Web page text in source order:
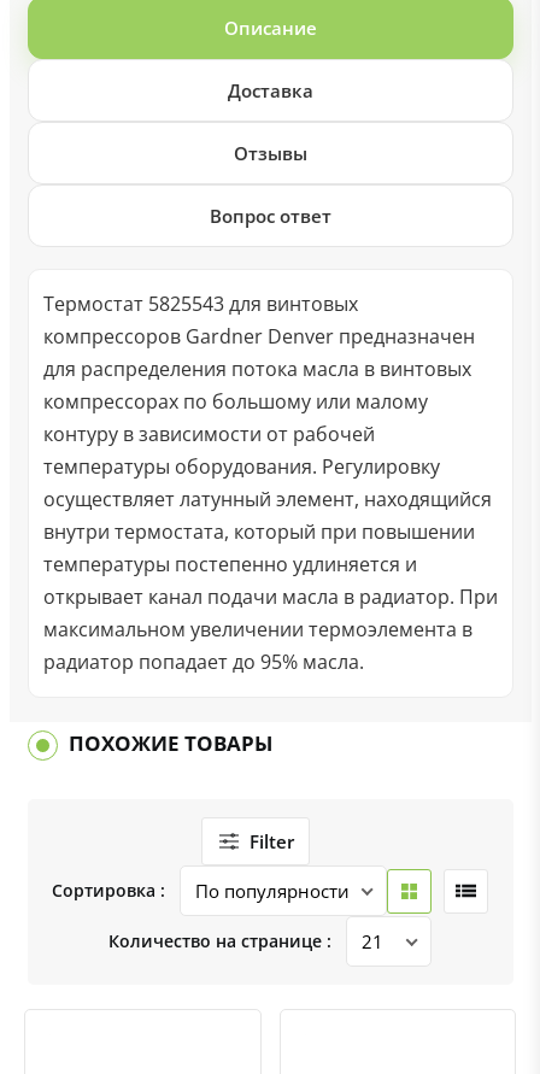
Описание
Доставка
Отзывы
Вопрос ответ
Термостат 5825543 для винтовых
компрессоров Gardner Denver предназначен
для распределения потока масла в винтовых
компрессорах по большому или малому
контуру в зависимости от рабочей
температуры оборудования. Регулировку
осуществляет латунный элемент, находящийся
внутри термостата, который при повышении
температуры постепенно удлиняется и
открывает канал подачи масла в радиатор. При
максимальном увеличении термоэлемента в
радиатор попадает до 95% масла.
ПОХОЖИЕ ТОВАРЫ
Filter
Сортировка :
Количество на странице :